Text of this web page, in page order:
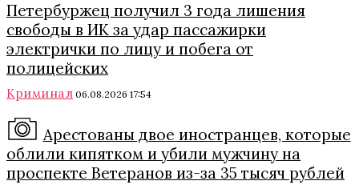
Петербуржец получил 3 года лишения
свободы в ИК за удар пассажирки
электрички по лицу и побега от
полицейских
Криминал 06.08.2026 17:54
Арестованы двое иностранцев, которые
облили кипятком и убили мужчину на
проспекте Ветеранов из-за 35 тысяч рублей